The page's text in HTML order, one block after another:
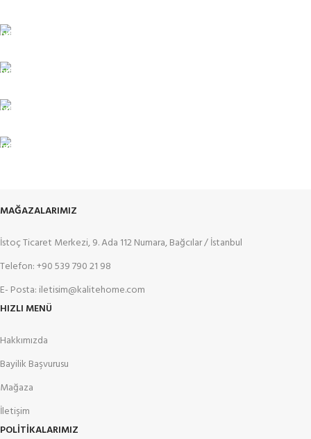
MAĞAZALARIMIZ
İstoç Ticaret Merkezi, 9. Ada 112 Numara, Bağcılar / İstanbul
Telefon: +90 539 790 21 98
E- Posta: iletisim@kalitehome.com
HIZLI MENÜ
Hakkımızda
Bayilik Başvurusu
Mağaza
İletişim
POLİTİKALARIMIZ